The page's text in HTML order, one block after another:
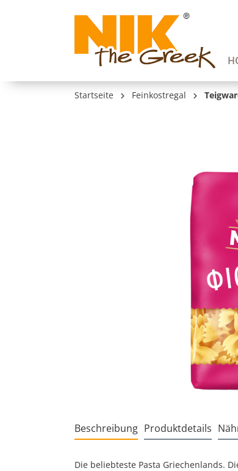
Zur Hauptnavigation springen
Startseite Feinkostregal
Beschreibung Produktdetails
Die beliebteste Pasta Griechenlands.